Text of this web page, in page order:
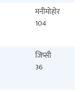
मनीमोहोर
104
जिप्सी
36